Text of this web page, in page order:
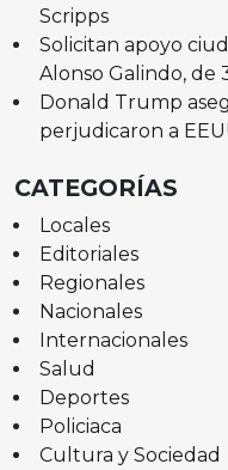
Scripps
Solicitan apoyo
Alonso Galindo, de
Donald Trump
perjudicaron a
CATEGORÍAS
Locales
Editoriales
Regionales
Nacionales
Internacionales
Salud
Deportes
Policiaca
Cultura y Sociedad